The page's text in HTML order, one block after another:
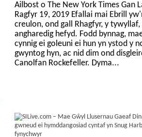
Ailbost o The New York Times Gan
Ragfyr 19, 2019 Efallai mai Ebrill
creulon, ond gall Rhagfyr, y
angharedig hefyd. Fodd bynnag,
cynnig ei goleuni ei hun yn ystod y
gwyntog hyn, ac nid dim ond
Canolfan Rockefeller. Dyma...